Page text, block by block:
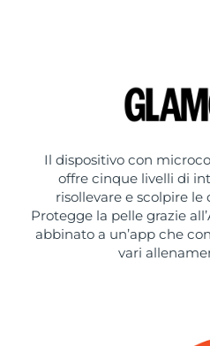
Il dispositivo con
offre cinque livelli di
risollevare e scolpire le
Protegge la pelle grazie
abbinato a un’app che
vari